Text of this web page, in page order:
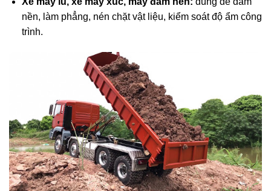
nền, làm phẳng, nén chặt vật liệu, kiểm soát độ ẩm công
trình.